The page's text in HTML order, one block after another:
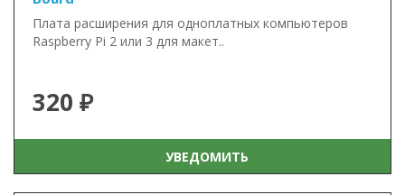
Плата расширения для одноплатных компьютеров
Raspberry Pi 2 или 3 для макет..
320 ₽
УВЕДОМИТЬ